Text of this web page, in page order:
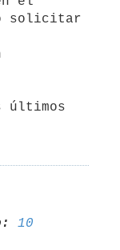
solicitar
últimos
10